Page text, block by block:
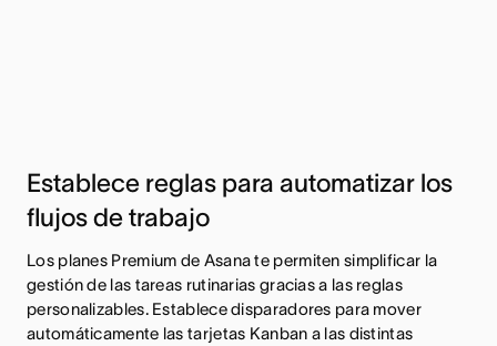
Establece reglas para automatizar los
flujos de trabajo
Los planes Premium de Asana te permiten simplificar la
gestión de las tareas rutinarias gracias a las reglas
personalizables. Establece disparadores para mover
automáticamente las tarjetas Kanban a las distintas